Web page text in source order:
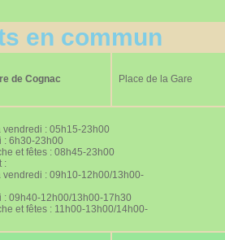
en commun
de Cognac Place de la Gare
vendredi : 05h15-23h00
: 6h30-23h00
et fêtes : 08h45-23h00
:
vendredi : 09h10-12h00/13h00-
: 09h40-12h00/13h00-17h30
et fêtes : 11h00-13h00/14h00-